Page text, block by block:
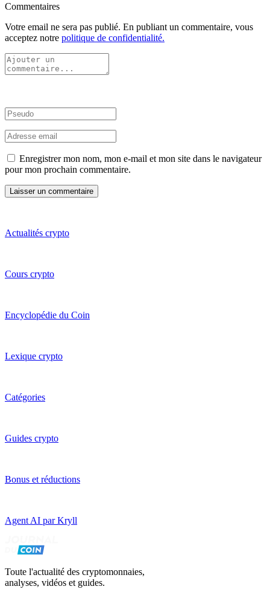
Commentaires
Votre email ne sera pas publié. En publiant un commentaire, vous
acceptez notre politique de confidentialité.
Enregistrer mon nom, mon e-mail et mon site dans le navigateur
pour mon prochain commentaire.
Actualités crypto
Cours crypto
Encyclopédie du Coin
Lexique crypto
Catégories
Guides crypto
Bonus et réductions
Agent AI par Kryll
Toute l'actualité des cryptomonnaies,
analyses, vidéos et guides.